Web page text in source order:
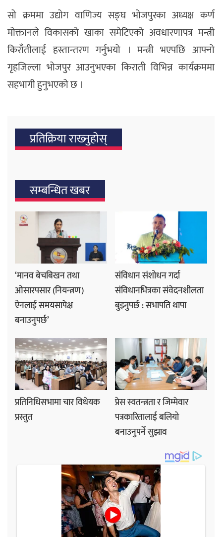
सो क्रममा उद्योग वाणिज्य सङ्घ भोजपुरका अध्यक्ष कर्ण
मोक्तानले विकासको खाका समेटिएको अवधारणापत्र मन्त्री
किराँतीलाई हस्तान्तरण गर्नुभयो । मन्त्री भएपछि आफ्नो
गृहजिल्ला भोजपुर आउनुभएका किराती विभिन्न कार्यक्रममा
सहभागी हुनुभएको छ ।
प्रतिक्रिया राख्‍नुहोस्
सम्बन्धित खबर
‘मानव बेचबिखन तथा
ओसारपसार (नियन्त्रण)
ऐनलाई समयसापेक्ष
बनाउनुपर्छ’
संविधान संशोधन गर्दा
संविधानभित्रका संवेदनशीलता
बुझ्नुपर्छ : सभापति थापा
प्रतिनिधिसभामा चार विधेयक
प्रस्तुत
प्रेस स्वतन्त्रता र जिम्मेवार
पत्रकारितालाई बलियो
बनाउनुपर्ने सुझाव